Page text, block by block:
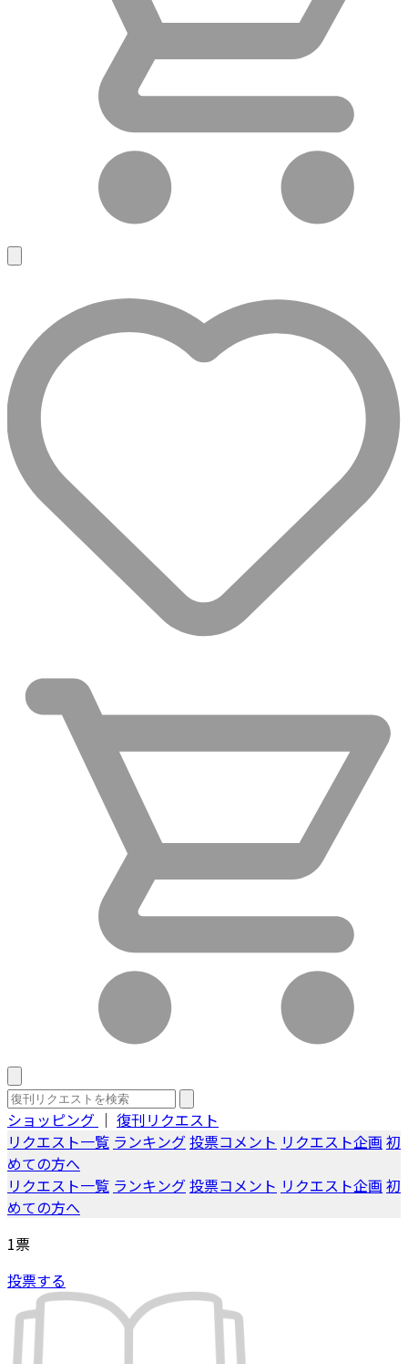
ショッピング ｜ 復刊リクエスト
リクエスト一覧 ランキング投票コメント リクエスト企画 初
めての方へ
リクエスト一覧 ランキング投票コメント リクエスト企画 初
めての方へ
1票
投票する